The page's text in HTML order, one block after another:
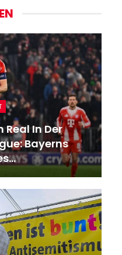
Real In Der
Bayerns